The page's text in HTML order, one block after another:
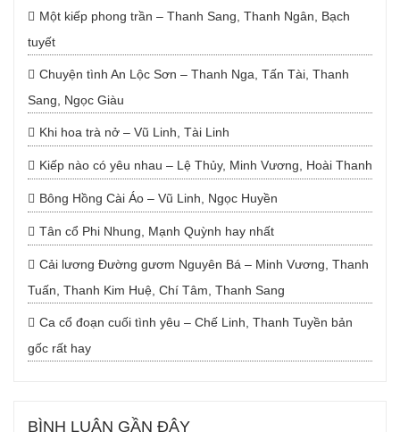
Một kiếp phong trần – Thanh Sang, Thanh Ngân, Bạch
tuyết
Chuyện tình An Lộc Sơn – Thanh Nga, Tấn Tài, Thanh
Sang, Ngọc Giàu
Khi hoa trà nở – Vũ Linh, Tài Linh
Kiếp nào có yêu nhau – Lệ Thủy, Minh Vương, Hoài Thanh
Bông Hồng Cài Áo – Vũ Linh, Ngọc Huyền
Tân cổ Phi Nhung, Mạnh Quỳnh hay nhất
Cải lương Đường gươm Nguyên Bá – Minh Vương, Thanh
Tuấn, Thanh Kim Huệ, Chí Tâm, Thanh Sang
Ca cổ đoạn cuối tình yêu – Chế Linh, Thanh Tuyền bản
gốc rất hay
BÌNH LUẬN GẦN ĐÂY